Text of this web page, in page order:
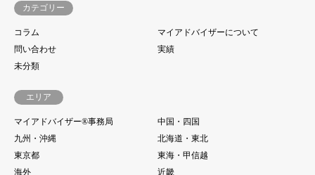
カテゴリー
コラム
マイアドバイザーについて
問い合わせ
実績
未分類
エリア
マイアドバイザー®事務局
中国・四国
九州・沖縄
北海道・東北
東京都
東海・甲信越
海外
近畿